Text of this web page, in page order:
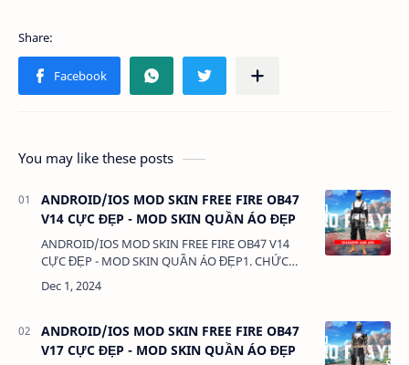
You may like these posts
ANDROID/IOS MOD SKIN FREE FIRE OB47
V14 CỰC ĐẸP - MOD SKIN QUẦN ÁO ĐẸP
ANDROID/IOS MOD SKIN FREE FIRE OB47 V14
CỰC ĐẸP - MOD SKIN QUẦN ÁO ĐẸP1. CHỨC
NĂNG:- MOD SKIN QUẦN ÁO - MOD CLOTHES2.
TẢI VÀ CÀI ĐẶT (BẢN FULL KHÔNG LINK RÚT
ANDROID/IOS MOD SKIN FREE FIRE OB47
V17 CỰC ĐẸP - MOD SKIN QUẦN ÁO ĐẸP